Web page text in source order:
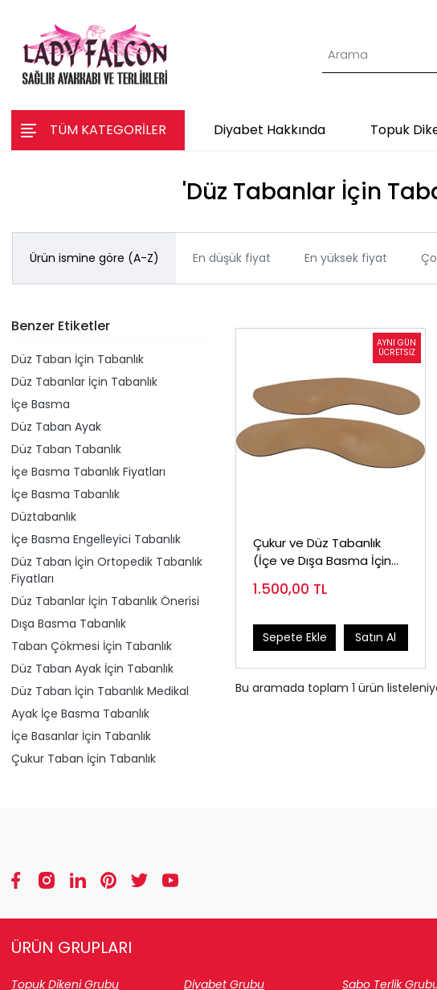
TÜM KATEGORİLER Diyabet Hakkında Topuk
'Düz Tabanlar İçin
Ürün ismine göre (A-Z) En düşük fiyat En yüksek fiyat
Benzer Etiketler
Düz Taban İçin Tabanlık
Düz Tabanlar İçin Tabanlık
İçe Basma
Düz Taban Ayak
Düz Taban Tabanlık
İçe Basma Tabanlık Fiyatları
İçe Basma Tabanlık
Düztabanlık
İçe Basma Engelleyici Tabanlık
Düz Taban İçin Ortopedik Tabanlık
Fiyatları
Düz Tabanlar İçin Tabanlık Önerisi
Dışa Basma Tabanlık
Taban Çökmesi İçin Tabanlık
Düz Taban Ayak İçin Tabanlık
Düz Taban İçin Tabanlık Medikal
Ayak İçe Basma Tabanlık
İçe Basanlar İçin Tabanlık
Çukur Taban İçin Tabanlık
Çukur ve Düz Tabanlık
(İçe ve Dışa Basma İçin
1.500,00 TL
Sepete Ekle Satın Al
Bu aramada toplam 1 ürün
ÜRÜN GRUPLARI
Topuk Dikeni Grubu Diyabet Grubu Sabo Terlik